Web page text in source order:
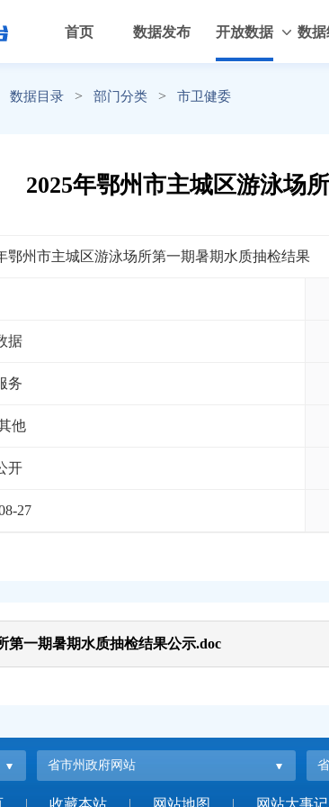
首页 数据发布 开放数据 数
数据目录 > 部门分类 > 市卫健委
2025年鄂州市主城区游泳场
鄂州市主城区游泳场所第一期暑期水质抽检结果
据
务
他
开
27
第一期暑期水质抽检结果公示.doc
省市州政府网站
| 收藏本站 | 网站地图 | 网站大事记